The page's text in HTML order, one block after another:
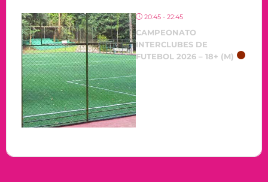
20:45 - 22:45
CAMPEONATO
INTERCLUBES DE
FUTEBOL 2026 – 18+ (M)